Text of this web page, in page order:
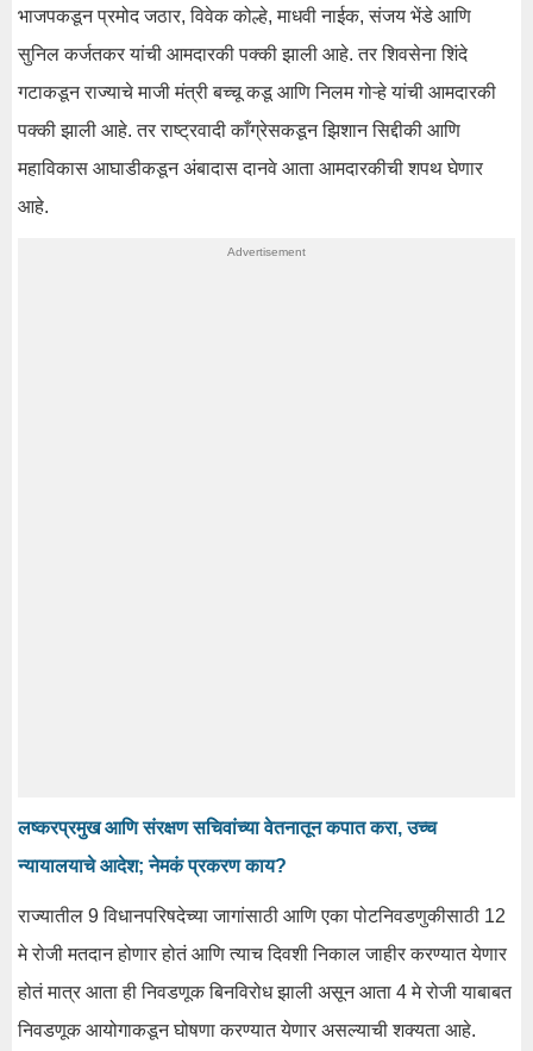
भाजपकडून प्रमोद जठार, विवेक कोल्हे, माधवी नाईक, संजय भेंडे आणि
सुनिल कर्जतकर यांची आमदारकी पक्की झाली आहे. तर शिवसेना शिंदे
गटाकडून राज्याचे माजी मंत्री बच्चू कडू आणि निलम गोऱ्हे यांची आमदारकी
पक्की झाली आहे. तर राष्ट्रवादी काँग्रेसकडून झिशान सिद्दीकी आणि
महाविकास आघाडीकडून अंबादास दानवे आता आमदारकीची शपथ घेणार
आहे.
लष्करप्रमुख आणि संरक्षण सचिवांच्या वेतनातून कपात करा, उच्च
न्यायालयाचे आदेश; नेमकं प्रकरण काय?
राज्यातील 9 विधानपरिषदेच्या जागांसाठी आणि एका पोटनिवडणुकीसाठी 12
मे रोजी मतदान होणार होतं आणि त्याच दिवशी निकाल जाहीर करण्यात येणार
होतं मात्र आता ही निवडणूक बिनविरोध झाली असून आता 4 मे रोजी याबाबत
निवडणूक आयोगाकडून घोषणा करण्यात येणार असल्याची शक्यता आहे.